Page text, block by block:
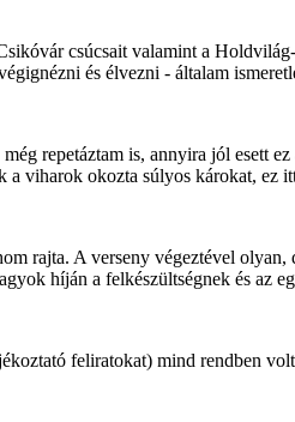
csúcsait valamint a
és élvezni - általam
repetáztam is, annyira jól esett
a viharok okozta súlyos károkat, ez
rajta. A verseny végeztével
híján a felkészültségnek és az
feliratokat) mind rendben